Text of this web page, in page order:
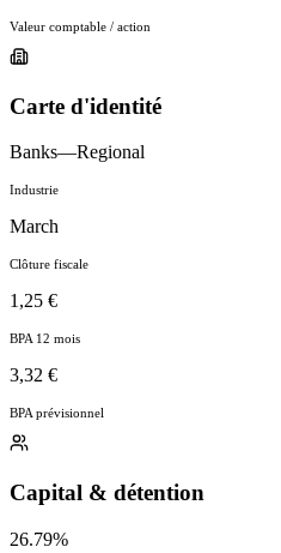
Valeur comptable / action
Carte d'identité
Banks—Regional
Industrie
March
Clôture fiscale
1,25 €
BPA 12 mois
3,32 €
BPA prévisionnel
Capital & détention
26.79%